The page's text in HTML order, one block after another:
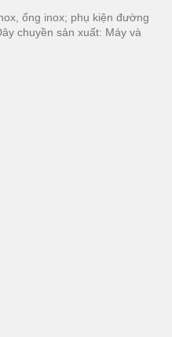
ống inox; phụ kiện đường
chuyền sản xuất: Máy và